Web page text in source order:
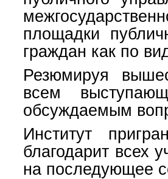
площадки
граждан как по
Резюмируя
всем
обсуждаемым
Институт
благодарит всех
на последующее